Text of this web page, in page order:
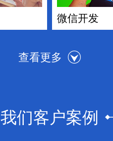
微信开发
我们客户案例